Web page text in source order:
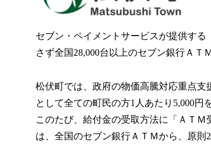
セブン・ペイメントサービスが提供す
さず全国28,000台以上のセブン銀行ＡＴ
松伏町では、政府の物価高騰対応重点支
として全ての町民の方1人あたり5,000円
このたび、給付金の受取方法に「ＡＴ
は、全国のセブン銀行ＡＴＭから、原